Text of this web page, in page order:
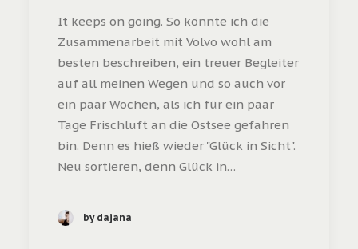
It keeps on going. So könnte ich die
Zusammenarbeit mit Volvo wohl am
besten beschreiben, ein treuer Begleiter
auf all meinen Wegen und so auch vor
ein paar Wochen, als ich für ein paar
Tage Frischluft an die Ostsee gefahren
bin. Denn es hieß wieder "Glück in Sicht".
Neu sortieren, denn Glück in…
by dajana